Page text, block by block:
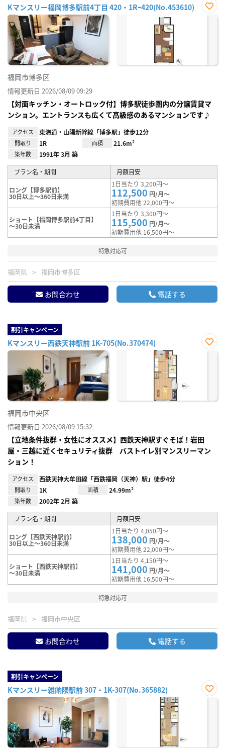
Kマンスリー福岡博多駅前4丁目 420・1Rｰ420(No.453610)
お気
福岡市博多区
情報更新日 2026/08/09 09:29
【対面キッチン・オートロック付】博多駅徒歩圏内の分譲賃貸マ
ンション。エントランスも広くて高級感のあるマンションです♪
アクセス 東海道・山陽新幹線「博多駅」徒歩12分
間取り 1R 面積 21.6m²
築年数 1991年 3月 築
プラン名・期間 月額目安
ロング【博多駅前】
30日以上～360日未満
1日当たり 3,200円～
112,500 円/月～
初期費用他 22,000円～
ショート【福岡博多駅前4丁目】
～30日未満
1日当たり 3,300円～
115,500 円/月～
初期費用他 16,500円～
特急対応可
福岡県 福岡市博多区
お問合わせ 電話する
割引キャンペーン
Kマンスリー西鉄天神駅前 1K-705(No.370474)
お気
福岡市中央区
情報更新日 2026/08/09 15:32
【立地条件抜群・女性にオススメ】西鉄天神駅すぐそば！岩田
屋・三越に近くセキュリティ抜群 バストイレ別マンスリーマン
ション！
アクセス 西鉄天神大牟田線「西鉄福岡（天神）駅」徒歩4分
間取り 1K 面積 24.99m²
築年数 2002年 2月 築
プラン名・期間 月額目安
ロング【西鉄天神駅前】
30日以上～360日未満
1日当たり 4,050円～
138,000 円/月～
初期費用他 22,000円～
ショート【西鉄天神駅前】
～30日未満
1日当たり 4,150円～
141,000 円/月～
初期費用他 16,500円～
特急対応可
福岡県 福岡市中央区
お問合わせ 電話する
割引キャンペーン
Kマンスリー雑餉隈駅前 307・1K-307(No.365882)
お気